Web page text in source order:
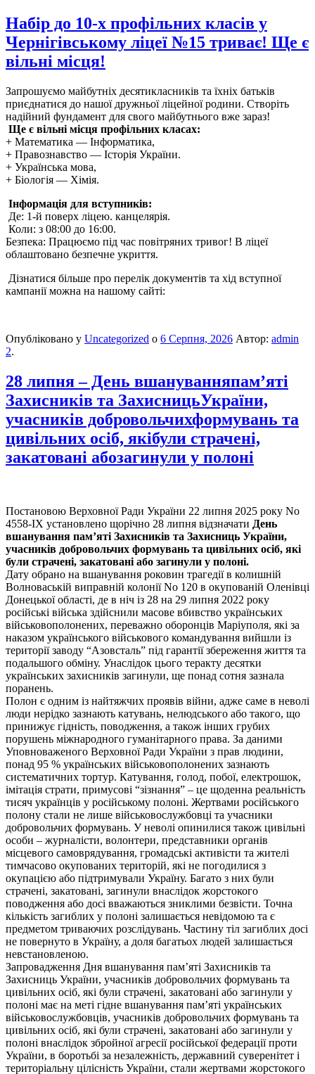
Набір до 10-х профільних класів у
Чернігівському ліцеї №15 триває! Ще є
вільні місця!
​Запрошуємо майбутніх десятикласників та їхніх батьків
приєднатися до нашої дружньої ліцейної родини. Створіть
надійний фундамент для свого майбутнього вже зараз!
Ще є вільні місця профільних класах:
​+ Математика — Інформатика,
​+ Правознавство — Історія України.
+ Українська мова,
+ Біологія — Хімія.
Інформація для вступників:
​ Де: 1-й поверх ліцею. канцелярія.
​ Коли: з 08:00 до 16:00.
​Безпека: Працюємо під час повітряних тривог! В ліцеї
облаштовано безпечне укриття.
​ Дізнатися більше про перелік документів та хід вступної
кампанії можна на нашому сайті:
Опубліковано у Uncategorized о 6 Серпня, 2026 Автор: admin
2.
28 липня – День вшануванняпам’яті
Захисників та ЗахисницьУкраїни,
учасників добровольчихформувань та
цивільних осіб, якібули страчені,
закатовані абозагинули у полоні
Постановою Верховної Ради України 22 липня 2025 року No
4558-IX установлено щорічно 28 липня відзначати День
вшанування пам’яті Захисників та Захисниць України,
учасників добровольчих формувань та цивільних осіб, які
були страчені, закатовані або загинули у полоні.
Дату обрано на вшанування роковин трагедії в колишній
Волноваській виправній колонії No 120 в окупованій Оленівці
Донецької області, де в ніч із 28 на 29 липня 2022 року
російські війська здійснили масове вбивство українських
військовополонених, переважно оборонців Маріуполя, які за
наказом українського військового командування вийшли із
території заводу “Азовсталь” під гарантії збереження життя та
подальшого обміну. Унаслідок цього теракту десятки
українських захисників загинули, ще понад сотня зазнала
поранень.
Полон є одним із найтяжчих проявів війни, адже саме в неволі
люди нерідко зазнають катувань, нелюдського або такого, що
принижує гідність, поводження, а також інших грубих
порушень міжнародного гуманітарного права. За даними
Уповноваженого Верховної Ради України з прав людини,
понад 95 % українських військовополонених зазнають
систематичних тортур. Катування, голод, побої, електрошок,
імітація страти, примусові “зізнання” – це щоденна реальність
тисяч українців у російському полоні. Жертвами російського
полону стали не лише військовослужбовці та учасники
добровольчих формувань. У неволі опинилися також цивільні
особи – журналісти, волонтери, представники органів
місцевого самоврядування, громадські активісти та жителі
тимчасово окупованих територій, які не погодилися з
окупацією або підтримували Україну. Багато з них були
страчені, закатовані, загинули внаслідок жорстокого
поводження або досі вважаються зниклими безвісти. Точна
кількість загиблих у полоні залишається невідомою та є
предметом триваючих розслідувань. Частину тіл загиблих досі
не повернуто в Україну, а доля багатьох людей залишається
невстановленою.
Запровадження Дня вшанування пам’яті Захисників та
Захисниць України, учасників добровольчих формувань та
цивільних осіб, які були страчені, закатовані або загинули у
полоні має на меті гідне вшанування пам’яті українських
військовослужбовців, учасників добровольчих формувань та
цивільних осіб, які були страчені, закатовані або загинули у
полоні внаслідок збройної агресії російської федерації проти
України, в боротьбі за незалежність, державний суверенітет і
територіальну цілісність України, стали жертвами жорстокого